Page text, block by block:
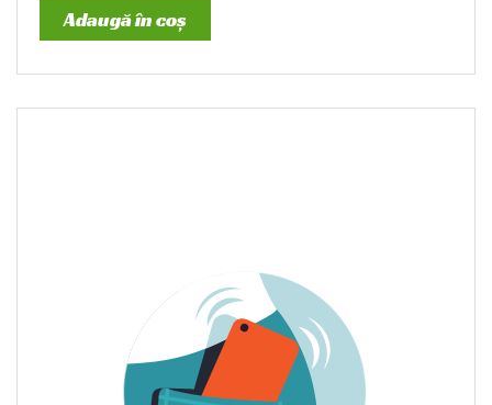
Adaugă în coș